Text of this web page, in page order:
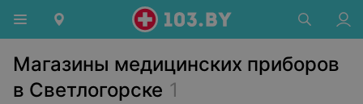
Магазины медицинских приборов
в Светлогорске 1